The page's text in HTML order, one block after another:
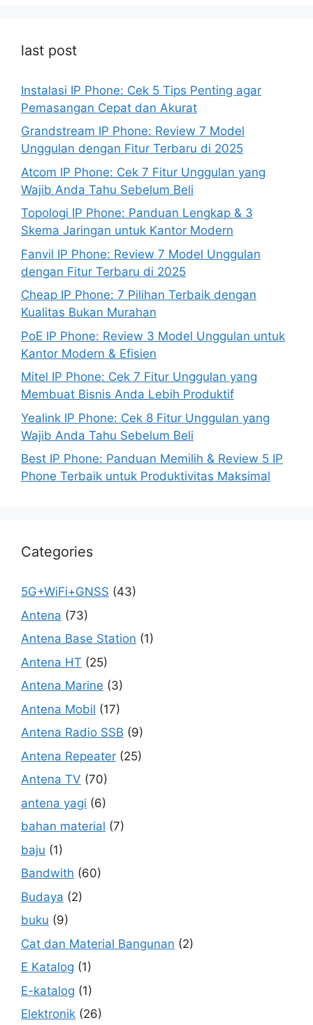
last post
Instalasi IP Phone: Cek 5 Tips Penting agar
Pemasangan Cepat dan Akurat
Grandstream IP Phone: Review 7 Model
Unggulan dengan Fitur Terbaru di 2025
Atcom IP Phone: Cek 7 Fitur Unggulan yang
Wajib Anda Tahu Sebelum Beli
Topologi IP Phone: Panduan Lengkap & 3
Skema Jaringan untuk Kantor Modern
Fanvil IP Phone: Review 7 Model Unggulan
dengan Fitur Terbaru di 2025
Cheap IP Phone: 7 Pilihan Terbaik dengan
Kualitas Bukan Murahan
PoE IP Phone: Review 3 Model Unggulan untuk
Kantor Modern & Efisien
Mitel IP Phone: Cek 7 Fitur Unggulan yang
Membuat Bisnis Anda Lebih Produktif
Yealink IP Phone: Cek 8 Fitur Unggulan yang
Wajib Anda Tahu Sebelum Beli
Best IP Phone: Panduan Memilih & Review 5 IP
Phone Terbaik untuk Produktivitas Maksimal
Categories
5G+WiFi+GNSS (43)
Antena (73)
Antena Base Station (1)
Antena HT (25)
Antena Marine (3)
Antena Mobil (17)
Antena Radio SSB (9)
Antena Repeater (25)
Antena TV (70)
antena yagi (6)
bahan material (7)
baju (1)
Bandwith (60)
Budaya (2)
buku (9)
Cat dan Material Bangunan (2)
E Katalog (1)
E-katalog (1)
Elektronik (26)